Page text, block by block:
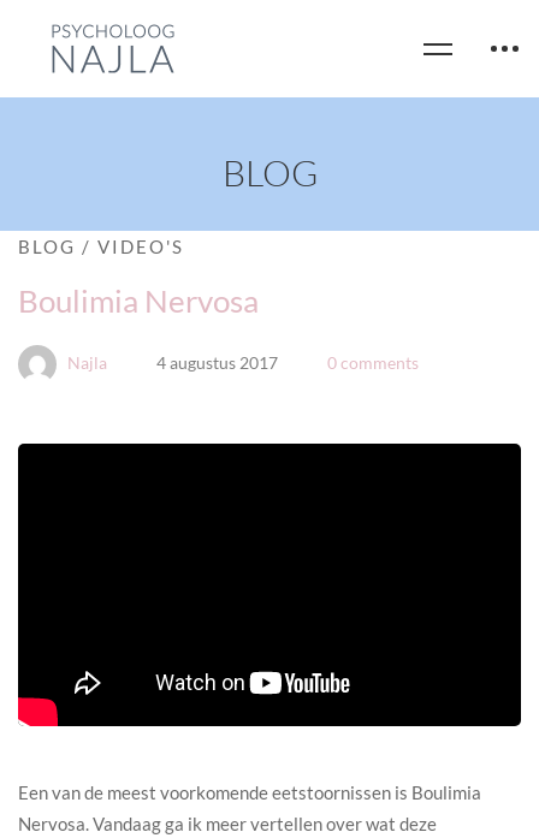
BLOG
BLOG / VIDEO'S
Boulimia Nervosa
Najla 4 augustus 2017 0 comments
Een van de meest voorkomende eetstoornissen is Boulimia
Nervosa. Vandaag ga ik meer vertellen over wat deze